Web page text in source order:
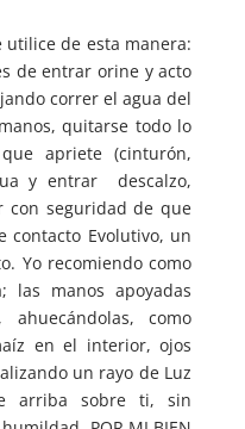
utilice de esta manera:
de entrar orine y acto
correr el agua del
quitarse todo lo
apriete (cinturón,
y entrar descalzo,
con seguridad de que
contacto Evolutivo, un
Yo recomiendo como
las manos apoyadas
como
en el interior, ojos
un rayo de Luz
arriba sobre ti, sin